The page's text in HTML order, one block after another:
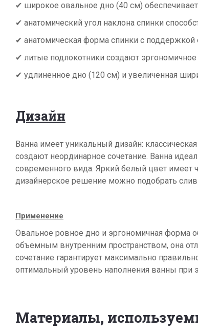
✔ широкое овальное дно (40 см)
✔ анатомический угол наклона спинки
✔ анатомическая форма спинки с поддержкой
✔ литые подлокотники создают эргономичное
✔ удлиненное дно (120 см) и увеличенная
Дизайн
Ванна имеет уникальный дизайн:
создают неординарное сочетание. Ванна
современного вида. Яркий белый цвет имеет
дизайнерское решение можно подобрать
Применение
Овальное ровное дно и эргономичная форма
объемным внутренним пространством, она
сочетание гарантирует максимально
оптимальный уровень наполнения ванны при
Материалы,